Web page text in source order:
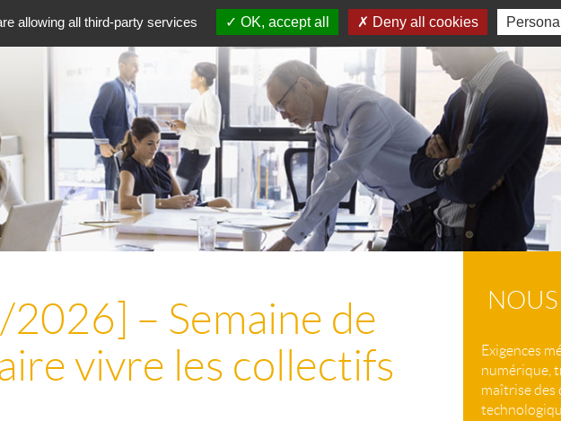
– Semaine de
vivre les collectifs
Exigences
numérique,
maîtrise des
allowing all third-party services OK, accept all Deny all cookies